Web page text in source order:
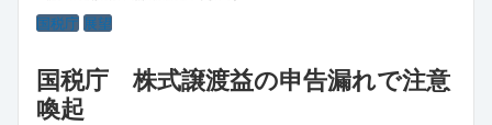
国税庁 展望
国税庁 株式譲渡益の申告漏れで注意
喚起